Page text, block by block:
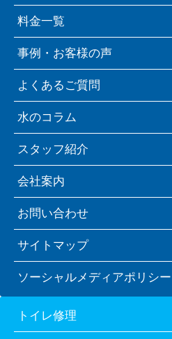
料金一覧
事例・お客様の声
よくあるご質問
水のコラム
スタッフ紹介
会社案内
お問い合わせ
サイトマップ
ソーシャルメディアポリシー
トイレ修理